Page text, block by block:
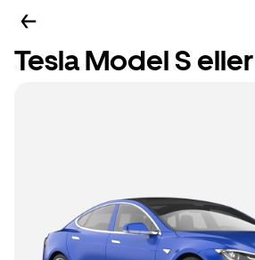
Tesla Model S